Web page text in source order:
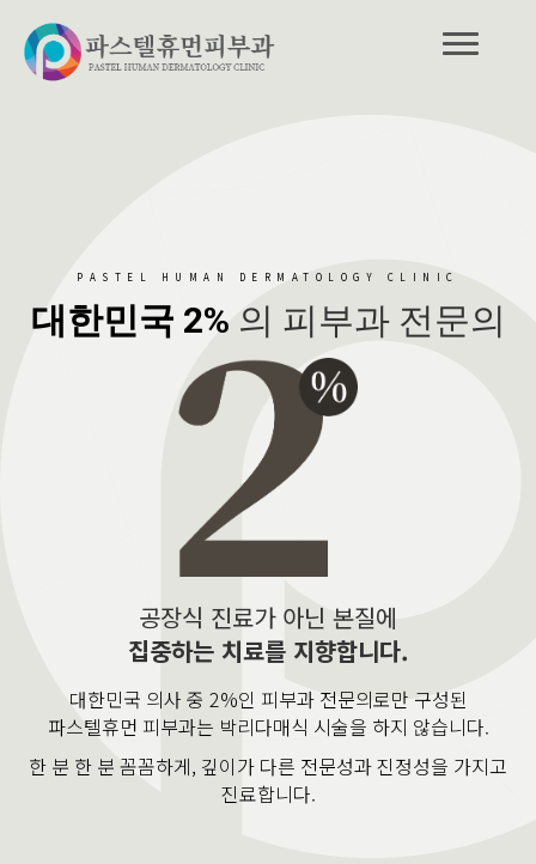
PASTEL HUMAN DERMATOLOGY CLINIC
대한민국 2% 의 피부과 전문의
공장식 진료가 아닌 본질에
집중하는 치료를 지향합니다.
대한민국 의사 중 2%인 피부과 전문의로만 구성된
파스텔휴먼 피부과는 박리다매식 시술을 하지 않습니다.
한 분 한 분 꼼꼼하게, 깊이가 다른 전문성과 진정성을 가지고
진료합니다.